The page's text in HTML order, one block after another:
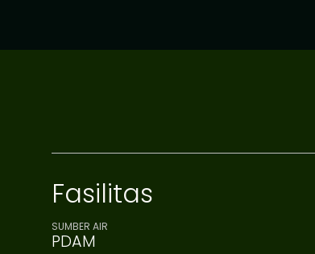
Fasilitas
SUMBER AIR
PDAM